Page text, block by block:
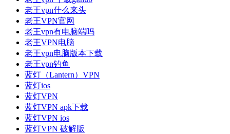
老王vpn什么来头
老王VPN官网
老王vpn有电脑端吗
老王VPN电脑
老王vpn电脑版本下载
老王vpn钓鱼
蓝灯（Lantern）VPN
蓝灯ios
蓝灯VPN
蓝灯VPN apk下载
蓝灯VPN ios
蓝灯VPN 破解版